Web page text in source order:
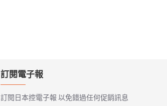
訂閱電子報
訂閱日本控電子報 以免錯過任何促銷訊息